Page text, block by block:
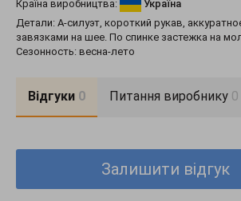
Країна виробництва:
Україна
Детали: А-силуэт, короткий рукав,
завязками на шее. По спинке застежка на
Сезонность: весна-лето
Відгуки 0 Питання виробнику 0
Залишити відгук